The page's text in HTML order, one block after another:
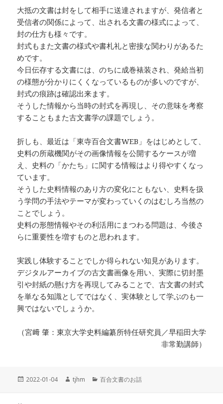
大抵の文書は封をして相手に送達されますが、発信者と
受信者の関係によって、出される文書の様式によって、
封の仕方も様々です。
封式もまた文書の様式や書札礼と密接な関わりがあるた
めです。
今日伝存する文書には、のちに成巻裱装され、発給当初
の様態が分かりにくくなっているものが多いのですが、
封式の痕跡は確認出来ます。
そうした情報から当時の封式を再現し、その意味を考察
することもまた古文書学の課題でしょう。
折しも、最近は「東寺百合文書WEB」をはじめとして、
史料の所蔵機関がその画像情報を公開するケースが増
え、史料の「かたち」に関する情報はより得やすくなっ
ています。
そうした史料情報のあり方の変化にともない、史料を扱
う学問の手法やテーマが変わっていくのはむしろ当然の
ことでしょう。
史料の形態情報やその利活用にまつわる問題は、今後さ
らに重要性を増すものと思われます。
実践し体験することでしか得られない知見があります。
デジタルアーカイブの古文書画像を用い、実際に切封墨
引や封紙の懸け方を再現してみることで、古文書の封式
を単なる知識としてではなく、実体験として学ぶのも一
興ではないでしょうか。
（宮﨑 肇：東京大学史料編纂所特任研究員／早稲田大学
非常勤講師）
投
2022-01-04
作
tjhm
カ
百合文書のお話